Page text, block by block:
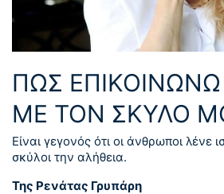
ΠΏΣ
ΜΕ ΤΟΝ ΣΚΎΛΟ
Είναι γεγονός ότι οι άνθρωποι λένε
σκύλοι την αλήθεια.
Της Ρενάτας Γρυπάρη